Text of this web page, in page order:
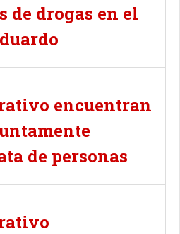
de drogas en el
encuentran
de personas